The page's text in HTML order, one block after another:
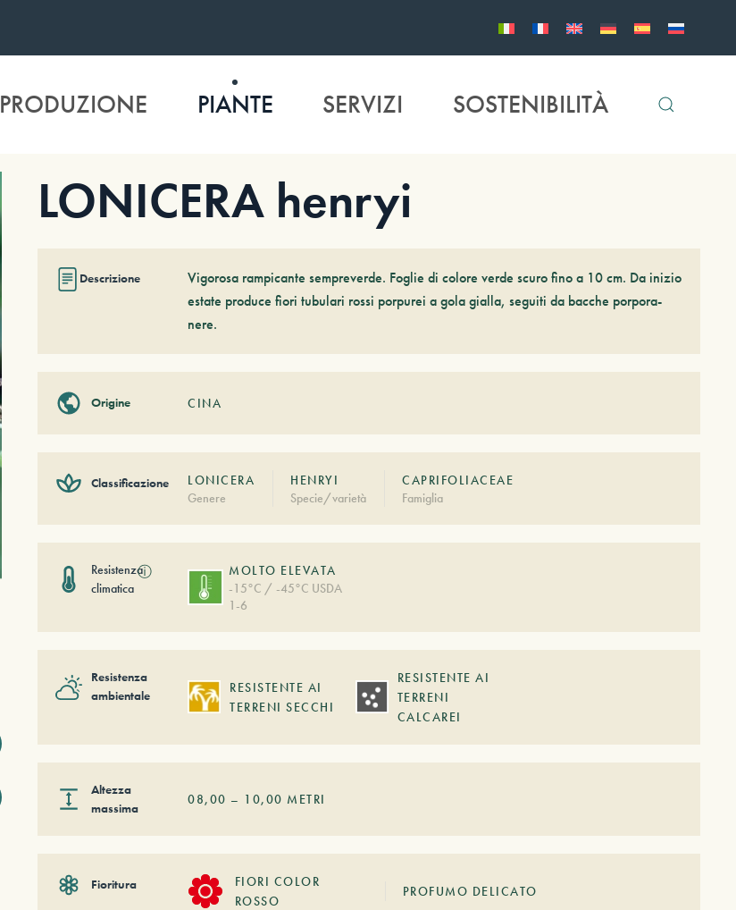
PRODUZIONE PIANTE SERVIZI SOSTENIBILITÀ
LONICERA henryi
Descrizione
Vigorosa rampicante sempreverde. Foglie di colore verde scuro fino a 10 cm. Da inizio
estate produce fiori tubulari rossi porpurei a gola gialla, seguiti da bacche porpora-
nere.
Origine CINA
Classificazione
LONICERA
Genere
HENRYI
Specie/varietà
CAPRIFOLIACEAE
Famiglia
Resistenza
climatica
ⓘ
MOLTO ELEVATA
-15°C / -45°C USDA
1-6
Resistenza
ambientale
RESISTENTE AI
TERRENI SECCHI
RESISTENTE AI
TERRENI
CALCAREI
Altezza
massima
08,00 – 10,00 METRI
Fioritura
FIORI COLOR
ROSSO
PROFUMO DELICATO